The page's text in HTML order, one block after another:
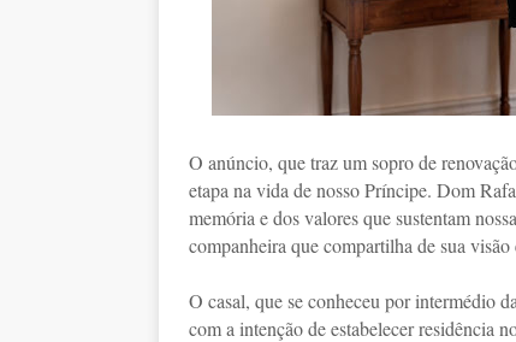
O anúncio, que traz um sopro de
etapa na vida de nosso Príncipe. Dom
memória e dos valores que sustentam
companheira que compartilha de sua visão
O casal, que se conheceu por intermédio
com a intenção de estabelecer residência